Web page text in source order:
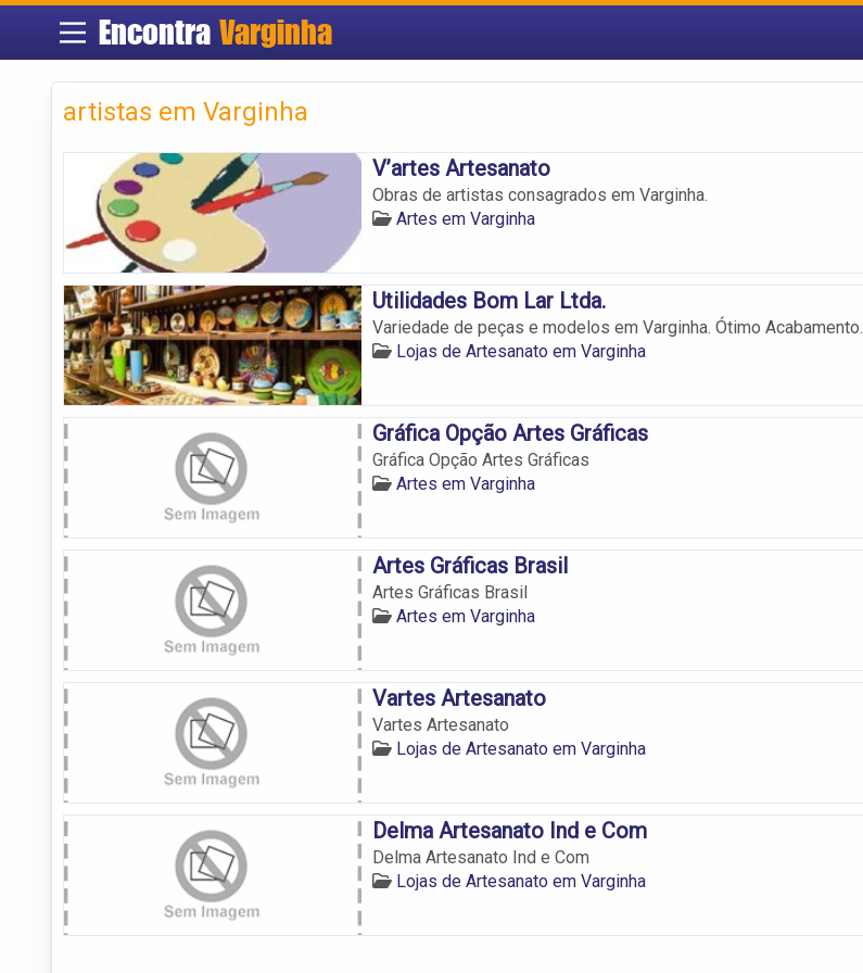
Encontra Varginha
artistas em Varginha
V’artes Artesanato
Obras de artistas consagrados em Varginha.
Artes em Varginha
Utilidades Bom Lar Ltda.
Variedade de peças e modelos em Varginha. Ótimo Acabamento.
Lojas de Artesanato em Varginha
Gráfica Opção Artes Gráficas
Gráfica Opção Artes Gráficas
Artes em Varginha
Artes Gráficas Brasil
Artes Gráficas Brasil
Artes em Varginha
Vartes Artesanato
Vartes Artesanato
Lojas de Artesanato em Varginha
Delma Artesanato Ind e Com
Delma Artesanato Ind e Com
Lojas de Artesanato em Varginha